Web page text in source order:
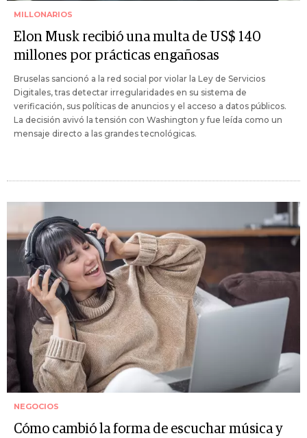
MILLONARIOS
Elon Musk recibió una multa de US$ 140
millones por prácticas engañosas
Bruselas sancionó a la red social por violar la Ley de Servicios
Digitales, tras detectar irregularidades en su sistema de
verificación, sus políticas de anuncios y el acceso a datos públicos.
La decisión avivó la tensión con Washington y fue leída como un
mensaje directo a las grandes tecnológicas.
NEGOCIOS
Cómo cambió la forma de escuchar música y